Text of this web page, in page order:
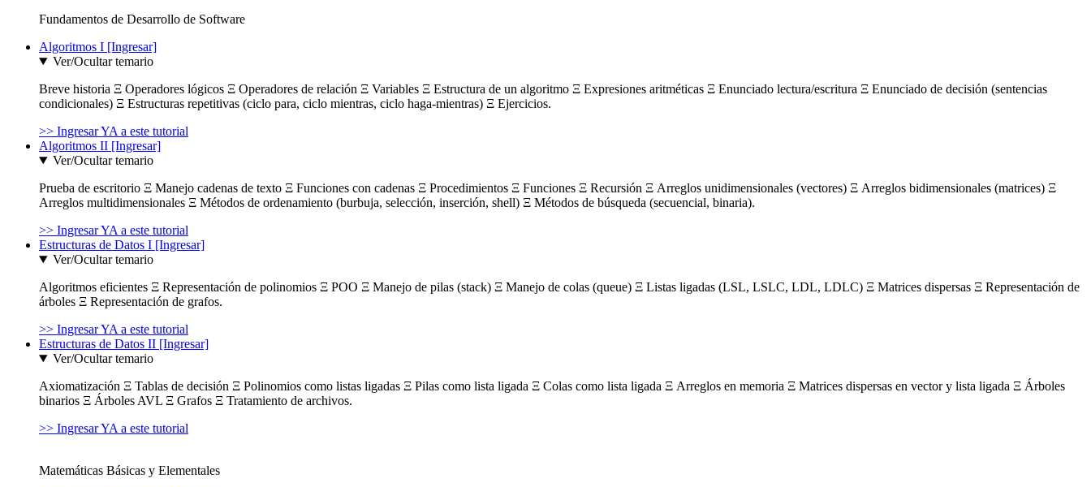
Fundamentos de Desarrollo de Software
Algoritmos I [Ingresar]
Ver/Ocultar temario
Breve historia Ξ Operadores lógicos Ξ Operadores de relación Ξ Variables Ξ Estructura de un algoritmo Ξ Expresiones aritméticas Ξ Enunciado lectura/escritura Ξ Enunciado de decisión (sentencias
condicionales) Ξ Estructuras repetitivas (ciclo para, ciclo mientras, ciclo haga-mientras) Ξ Ejercicios.
>> Ingresar YA a este tutorial
Algoritmos II [Ingresar]
Ver/Ocultar temario
Prueba de escritorio Ξ Manejo cadenas de texto Ξ Funciones con cadenas Ξ Procedimientos Ξ Funciones Ξ Recursión Ξ Arreglos unidimensionales (vectores) Ξ Arreglos bidimensionales (matrices) Ξ
Arreglos multidimensionales Ξ Métodos de ordenamiento (burbuja, selección, inserción, shell) Ξ Métodos de búsqueda (secuencial, binaria).
>> Ingresar YA a este tutorial
Estructuras de Datos I [Ingresar]
Ver/Ocultar temario
Algoritmos eficientes Ξ Representación de polinomios Ξ POO Ξ Manejo de pilas (stack) Ξ Manejo de colas (queue) Ξ Listas ligadas (LSL, LSLC, LDL, LDLC) Ξ Matrices dispersas Ξ Representación de
árboles Ξ Representación de grafos.
>> Ingresar YA a este tutorial
Estructuras de Datos II [Ingresar]
Ver/Ocultar temario
Axiomatización Ξ Tablas de decisión Ξ Polinomios como listas ligadas Ξ Pilas como lista ligada Ξ Colas como lista ligada Ξ Arreglos en memoria Ξ Matrices dispersas en vector y lista ligada Ξ Árboles
binarios Ξ Árboles AVL Ξ Grafos Ξ Tratamiento de archivos.
>> Ingresar YA a este tutorial
Matemáticas Básicas y Elementales